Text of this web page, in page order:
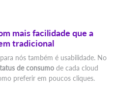
mais facilidade que a
tradicional
nós também é usabilidade. No
de consumo de cada cloud
preferir em poucos cliques.